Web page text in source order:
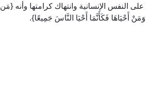
النفس الإنسانية وانتهاك كرامتها وأنه {مَن
أَحْيَاهَا فَكَأَنَّمَا أَحْيَا النَّاسَ جَمِيعًا}.